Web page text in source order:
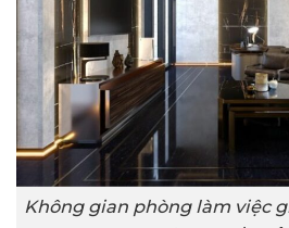
Không gian phòng làm việc